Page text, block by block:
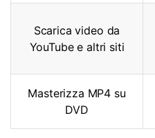
Scarica video da
YouTube e altri siti
Masterizza MP4 su
DVD